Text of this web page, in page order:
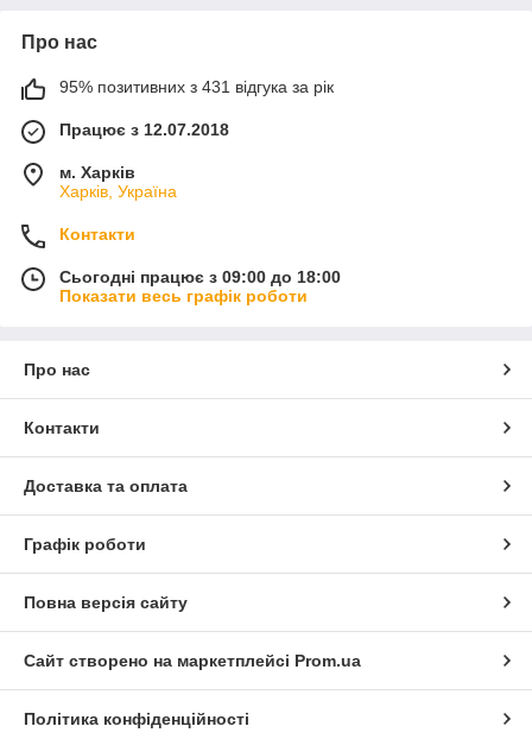
Про нас
95% позитивних з 431 відгука за рік
Працює з 12.07.2018
м. Харків
Харків, Україна
Контакти
Сьогодні працює з 09:00 до 18:00
Показати весь графік роботи
Про нас
Контакти
Доставка та оплата
Графік роботи
Повна версія сайту
Сайт створено на маркетплейсі Prom.ua
Політика конфіденційності